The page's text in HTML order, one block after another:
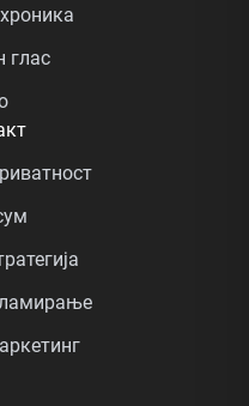
глас